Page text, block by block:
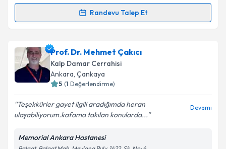
Kişisel verilerimin işlenmesine ilişkinAydınlatma
kapsamda işlenmesini kabul ediyorum.
Takvim Talebini Gönder
Randevu Talep Et
Randevu Takvimi Talebi
Doç. Dr. Uğur Abbas Bal için randevu takvimi talebi
oluşturun. Size bu uzmandan randevu almanız için bir
takvim hazırlandığında e-posta ile bilgilendireceğiz.
Kişisel verilerimin işlenmesine ilişkin
Prof. Dr. Mehmet Çakıcı
Kalp Damar Cerrahisi
Ankara, Çankaya
5 (1 Değerlendirme)
Teşekkürler gayet ilgili aradığımda heran
ulaşabiliyorum.kafama takılan konularda...
Devamı
Memorial Ankara Hastanesi